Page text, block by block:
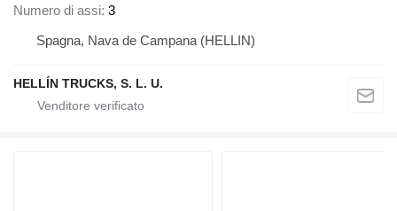
Numero di assi 3
Spagna, Nava de Campana (HELLIN)
HELLÍN TRUCKS, S. L. U.